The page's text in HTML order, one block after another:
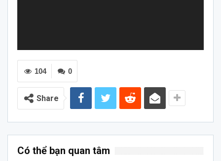
0
104
Share
Có thể bạn quan tâm